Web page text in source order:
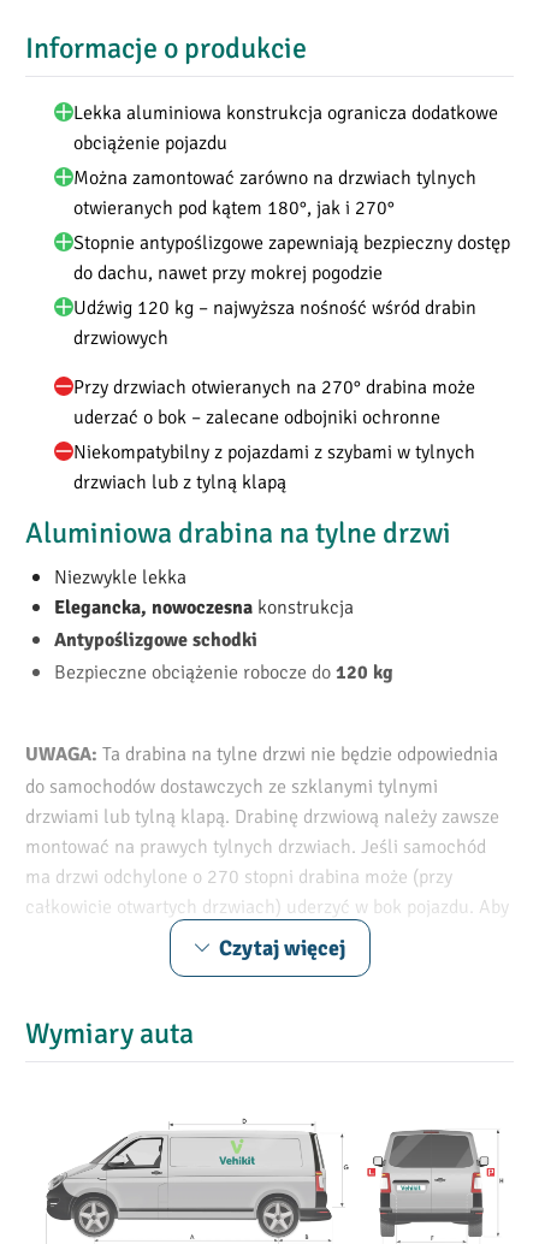
Informacje o produkcie
Lekka aluminiowa konstrukcja ogranicza dodatkowe
obciążenie pojazdu
Można zamontować zarówno na drzwiach tylnych
otwieranych pod kątem 180°, jak i 270°
Stopnie antypoślizgowe zapewniają bezpieczny dostęp
do dachu, nawet przy mokrej pogodzie
Udźwig 120 kg – najwyższa nośność wśród drabin
drzwiowych
Przy drzwiach otwieranych na 270° drabina może
uderzać o bok – zalecane odbojniki ochronne
Niekompatybilny z pojazdami z szybami w tylnych
drzwiach lub z tylną klapą
Aluminiowa drabina na tylne drzwi
Niezwykle lekka
Elegancka, nowoczesna konstrukcja
Antypoślizgowe schodki
Bezpieczne obciążenie robocze do 120 kg
UWAGA: Ta drabina na tylne drzwi nie będzie odpowiednia
do samochodów dostawczych ze szklanymi tylnymi
drzwiami lub tylną klapą. Drabinę drzwiową należy zawsze
montować na prawych tylnych drzwiach. Jeśli samochód
ma drzwi odchylone o 270 stopni drabina może (przy
całkowicie otwartych drzwiach) uderzyć w bok pojazdu. Aby
uniknąć uszkodzeń, zalecamy nałożenie gumy na bok
pojazdu, jeśli ten jej nie posiada.
Łatwo i bezpiecznie załaduj materiały
na dach swojego Mercedes Vito.
Drabina drzwiowa jest zarówno bardzo wytrzymała, jak i
niezwykle lekka dzięki zastosowaniu bardzo wytrzymałego
stopu aluminium i wzmocnionych włóknem szklanym
nylonowych stopni. Drabina jest antypoślizgowa przez cały
Czytaj więcej
Wymiary auta